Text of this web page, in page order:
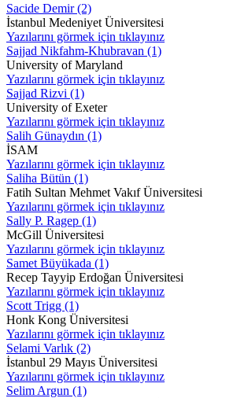
Sacide Demir (2)
İstanbul Medeniyet Üniversitesi
Yazılarını görmek için tıklayınız
Sajjad Nikfahm-Khubravan (1)
University of Maryland
Yazılarını görmek için tıklayınız
Sajjad Rizvi (1)
University of Exeter
Yazılarını görmek için tıklayınız
Salih Günaydın (1)
İSAM
Yazılarını görmek için tıklayınız
Saliha Bütün (1)
Fatih Sultan Mehmet Vakıf Üniversitesi
Yazılarını görmek için tıklayınız
Sally P. Ragep (1)
McGill Üniversitesi
Yazılarını görmek için tıklayınız
Samet Büyükada (1)
Recep Tayyip Erdoğan Üniversitesi
Yazılarını görmek için tıklayınız
Scott Trigg (1)
Honk Kong Üniversitesi
Yazılarını görmek için tıklayınız
Selami Varlık (2)
İstanbul 29 Mayıs Üniversitesi
Yazılarını görmek için tıklayınız
Selim Argun (1)